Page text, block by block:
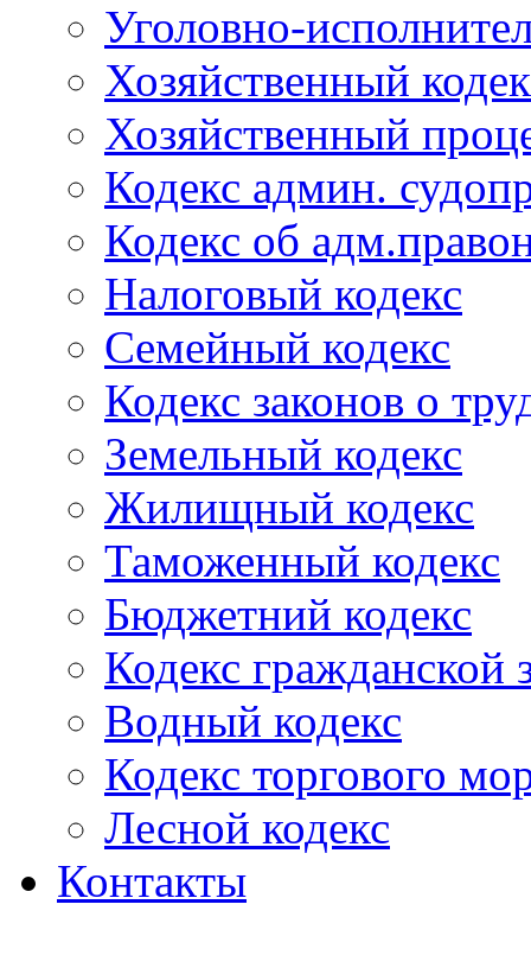
Уголовно-
Хозяйственный
Хозяйственный
Кодекс админ.
Кодекс об
Налоговый кодекс
Семейный кодекс
Кодекс законов о
Земельный кодекс
Жилищный кодекс
Таможенный кодекс
Бюджетний кодекс
Кодекс гражданской
Водный кодекс
Кодекс торгового
Лесной кодекс
Контакты